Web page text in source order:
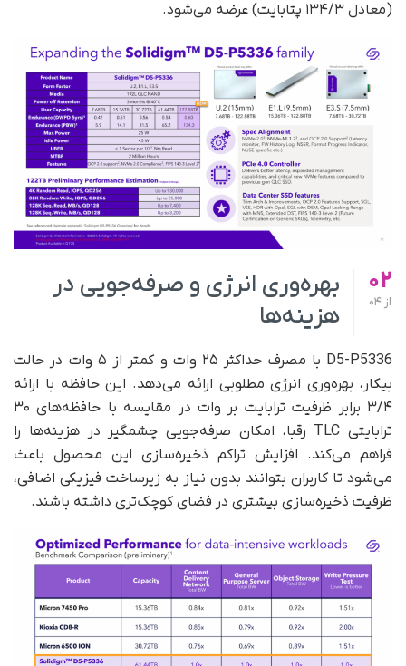
(معادل ۱۳۴/۳ پتابایت) عرضه می‌شود.
02
از
بهره‌وری انرژی و صرفه‌جویی در
هزینه‌ها
D5-P5336 با مصرف حداکثر ۲۵ وات و کمتر از ۵ وات در حالت
بیکار، بهره‌وری انرژی مطلوبی ارائه می‌دهد. این حافظه با ارائه
۳/۴ برابر ظرفیت ترابایت بر وات در مقایسه با حافظه‌های ۳۰
ترابایتی TLC رقبا، امکان صرفه‌جویی چشمگیر در هزینه‌ها را
فراهم می‌کند. افزایش تراکم ذخیره‌سازی این محصول باعث
می‌شود تا کاربران بتوانند بدون نیاز به زیرساخت فیزیکی اضافی،
ظرفیت ذخیره‌سازی بیشتری در فضای کوچک‌تری داشته باشند.